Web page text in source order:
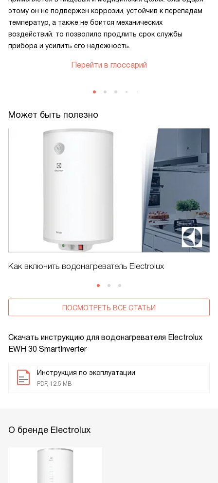
Скачать инструкцию для водонагревателя Electrolux
EWH 30 SmartInverter
Инструкция по эксплуатации
PDF, 12.5 MB
этому он не подвержен коррозии, устойчив к перепадам
температур, а также не боится механических
воздействий. то позволило продлить срок службы
прибора и усилить его надежность.
Перейти в глоссарий
Может быть полезно
Как включить водонагреватель Electrolux
ПОСМОТРЕТЬ ВСЕ СТАТЬИ
О бренде Electrolux